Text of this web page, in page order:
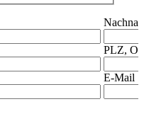
PLZ,
E-Mail